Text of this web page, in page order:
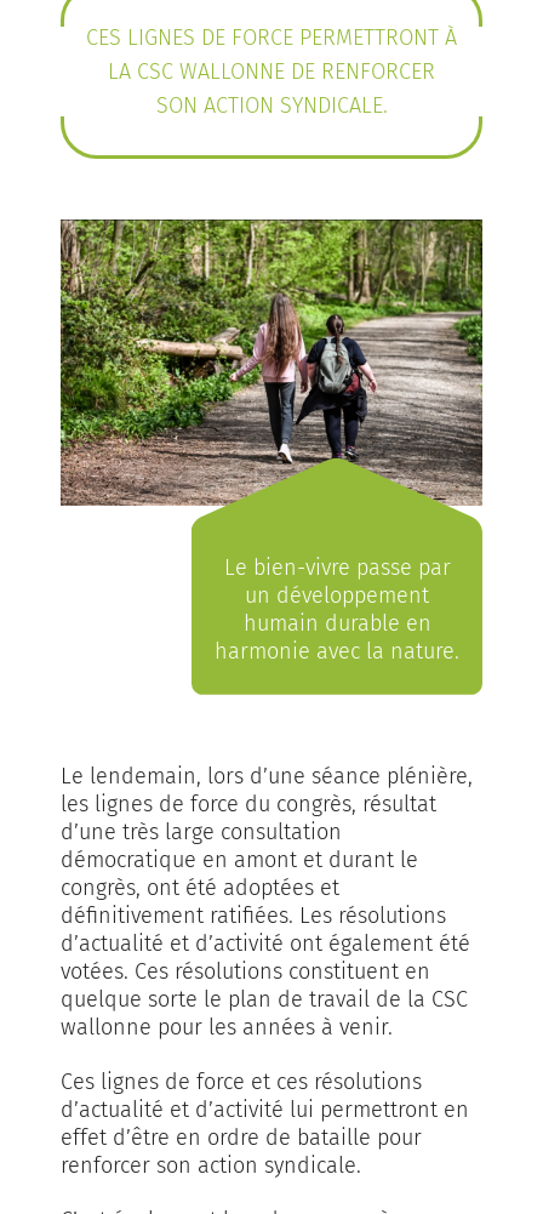
CES LIGNES DE FORCE PERMETTRONT À
LA CSC WALLONNE DE RENFORCER
SON ACTION SYNDICALE.
Le bien-vivre passe par
un développement
humain durable en
harmonie avec la nature.
Le lendemain, lors d’une séance plénière,
les lignes de force du congrès, résultat
d’une très large consultation
démocratique en amont et durant le
congrès, ont été adoptées et
définitivement ratifiées. Les résolutions
d’actualité et d’activité ont également été
votées. Ces résolutions constituent en
quelque sorte le plan de travail de la CSC
wallonne pour les années à venir.
Ces lignes de force et ces résolutions
d’actualité et d’activité lui permettront en
effet d’être en ordre de bataille pour
renforcer son action syndicale.